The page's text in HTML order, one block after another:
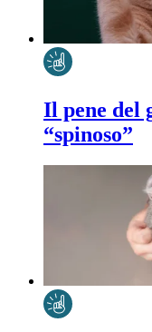
Il pene del
“spinoso”